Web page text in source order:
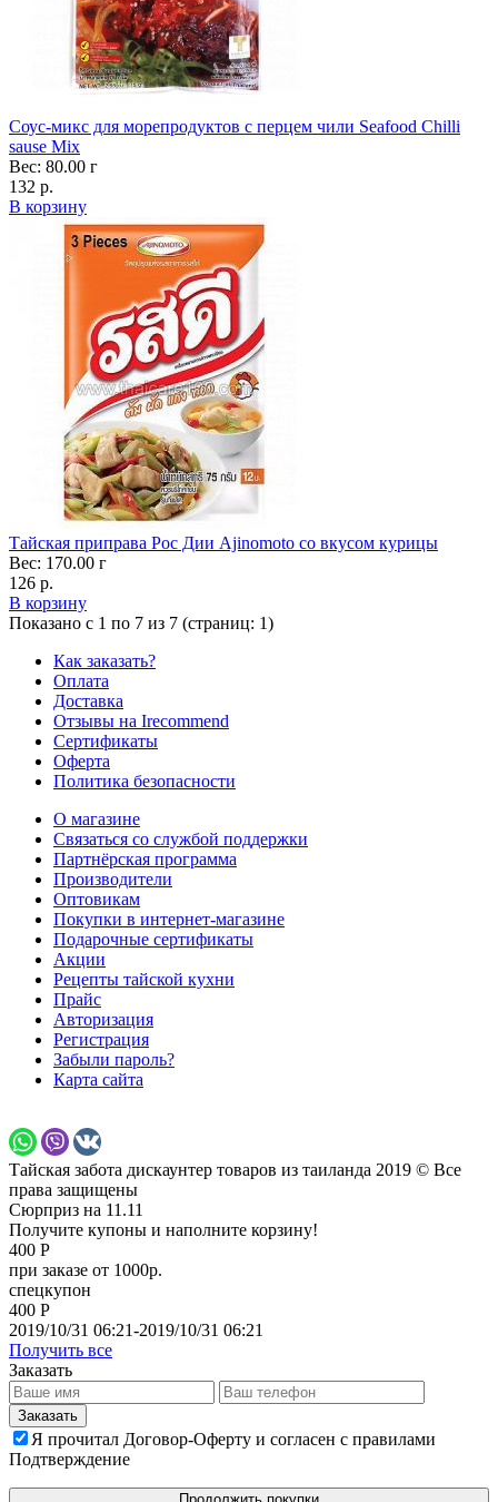
Соус-микс для морепродуктов с перцем чили Seafood Chilli
sause Mix
Вес: 80.00 г
132 р.
В корзину
Тайская приправа Рос Дии Ajinomoto со вкусом курицы
Вес: 170.00 г
126 р.
В корзину
Показано с 1 по 7 из 7 (страниц: 1)
Как заказать?
Оплата
Доставка
Отзывы на Irecommend
Сертификаты
Оферта
Политика безопасности
О магазине
Связаться со службой поддержки
Партнёрская программа
Производители
Оптовикам
Покупки в интернет-магазине
Подарочные сертификаты
Акции
Рецепты тайской кухни
Прайс
Авторизация
Регистрация
Забыли пароль?
Карта сайта
Тайская забота дискаунтер товаров из таиланда 2019 © Все
права защищены
Сюрприз на 11.11
Получите купоны и наполните корзину!
400 Р
при заказе от 1000р.
спецкупон
400 Р
2019/10/31 06:21-2019/10/31 06:21
Получить все
Заказать
Я прочитал Договор-Оферту и согласен с правилами
Подтверждение